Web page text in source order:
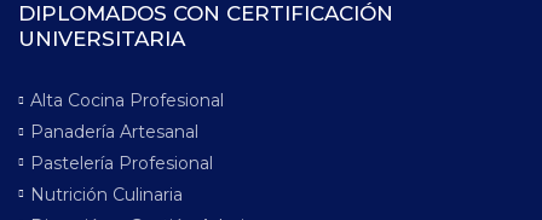
DIPLOMADOS CON CERTIFICACIÓN
UNIVERSITARIA
Alta Cocina Profesional
Panadería Artesanal
Pastelería Profesional
Nutrición Culinaria